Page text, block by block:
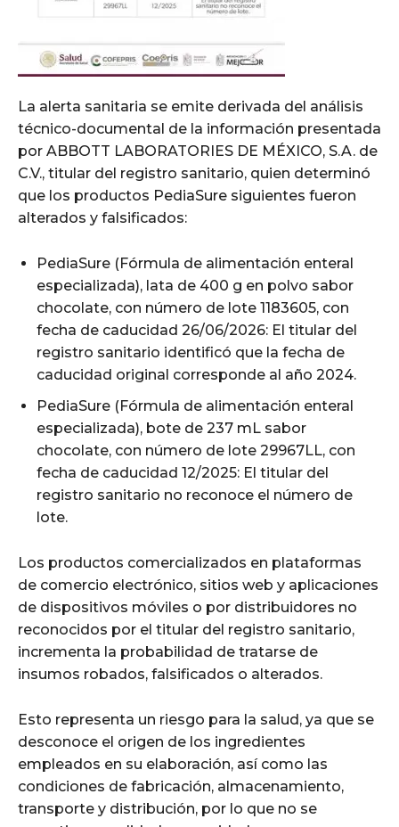
La alerta sanitaria se emite derivada del análisis
técnico-documental de la información presentada
por ABBOTT LABORATORIES DE MÉXICO, S.A. de
C.V., titular del registro sanitario, quien determinó
que los productos PediaSure siguientes fueron
alterados y falsificados:
PediaSure (Fórmula de alimentación enteral
especializada), lata de 400 g en polvo sabor
chocolate, con número de lote 1183605, con
fecha de caducidad 26/06/2026: El titular del
registro sanitario identificó que la fecha de
caducidad original corresponde al año 2024.
PediaSure (Fórmula de alimentación enteral
especializada), bote de 237 mL sabor
chocolate, con número de lote 29967LL, con
fecha de caducidad 12/2025: El titular del
registro sanitario no reconoce el número de
lote.
Los productos comercializados en plataformas
de comercio electrónico, sitios web y aplicaciones
de dispositivos móviles o por distribuidores no
reconocidos por el titular del registro sanitario,
incrementa la probabilidad de tratarse de
insumos robados, falsificados o alterados.
Esto representa un riesgo para la salud, ya que se
desconoce el origen de los ingredientes
empleados en su elaboración, así como las
condiciones de fabricación, almacenamiento,
transporte y distribución, por lo que no se